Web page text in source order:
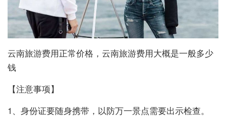
云南旅游费用正常价格，云南旅游费用大概是一般多少
钱
【注意事项】
1、身份证要随身携带，以防万一景点需要出示检查。